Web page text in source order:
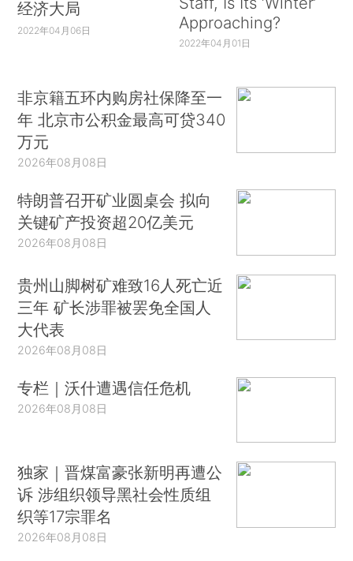
经济大局
2022年04月06日
Approaching?
2022年04月01日
非京籍五环内购房社保降至一
年 北京市公积金最高可贷340
万元
2026年08月08日
特朗普召开矿业圆桌会 拟向
关键矿产投资超20亿美元
2026年08月08日
贵州山脚树矿难致16人死亡近
三年 矿长涉罪被罢免全国人
大代表
2026年08月08日
专栏｜沃什遭遇信任危机
2026年08月08日
独家｜晋煤富豪张新明再遭公
诉 涉组织领导黑社会性质组
织等17宗罪名
2026年08月08日